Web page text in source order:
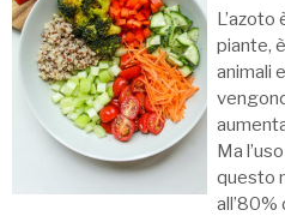
piante,
animali
Ma
questo
all’80%